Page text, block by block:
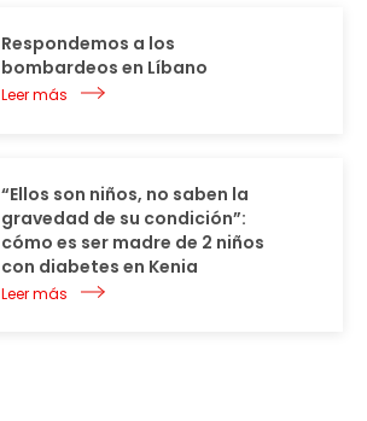
Respondemos a los
bombardeos en Líbano
Leer más
“Ellos son niños, no saben la
gravedad de su condición”:
cómo es ser madre de 2 niños
con diabetes en Kenia
Leer más